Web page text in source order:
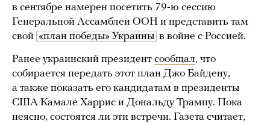
в сентябре намерен посетить 79-ю сессию
Генеральной Ассамблеи ООН и представить там
свой «план победы» Украины в войне с Россией.
Ранее украинский президент сообщал, что
собирается передать этот план Джо Байдену,
а также показать его кандидатам в президенты
США Камале Харрис и Дональду Трампу. Пока
неясно, состоятся ли эти встречи. Газета считает,